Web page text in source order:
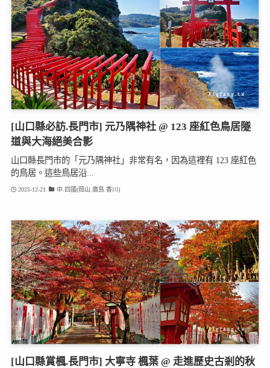
[山口縣必訪.長門市] 元乃隅神社 @ 123 座紅色鳥居隧
道與大海絕美合影
山口縣長門市的「元乃隅神社」非常有名，因為這裡有 123 座紅色
的鳥居。這些鳥居沿...
2025-12-21 中.四國(岡山.廣島.香川)
[山口縣賞楓.長門市] 大寧寺 楓葉 @ 走進歷史古剎的秋